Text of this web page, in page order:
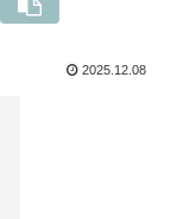
2025.12.08